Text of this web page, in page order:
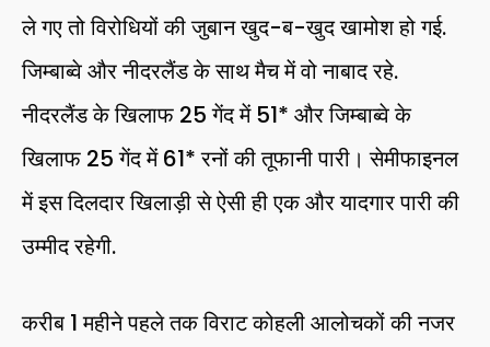
ले गए तो विरोधियों की जुबान खुद-ब-खुद खामोश हो गई.
जिम्बाब्वे और नीदरलैंड के साथ मैच में वो नाबाद रहे.
नीदरलैंड के खिलाफ 25 गेंद में 51* और जिम्बाब्वे के
खिलाफ 25 गेंद में 61* रनों की तूफानी पारी। सेमीफाइनल
में इस दिलदार खिलाड़ी से ऐसी ही एक और यादगार पारी की
उम्मीद रहेगी.
करीब 1 महीने पहले तक विराट कोहली आलोचकों की नजर